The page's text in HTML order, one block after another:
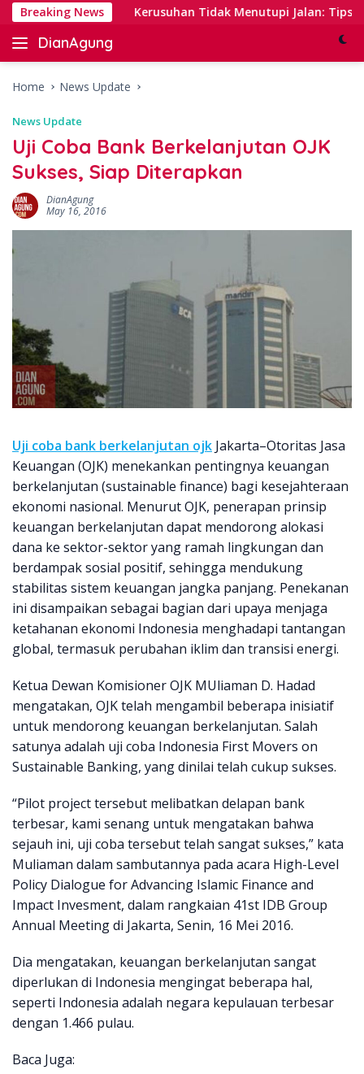
Skip
content
Breaking NewsKerusuhan Tidak Menutupi Jalan: Tips
DianAgung
Blog
&
Insights
Home News Update
News Update
Uji Coba Bank Berkelanjutan OJK
Sukses, Siap Diterapkan
DianAgung
May 16, 2016
Uji coba bank berkelanjutan ojk Jakarta–Otoritas Jasa
Keuangan (OJK) menekankan pentingnya keuangan
berkelanjutan (sustainable finance) bagi kesejahteraan
ekonomi nasional. Menurut OJK, penerapan prinsip
keuangan berkelanjutan dapat mendorong alokasi
dana ke sektor-sektor yang ramah lingkungan dan
berdampak sosial positif, sehingga mendukung
stabilitas sistem keuangan jangka panjang. Penekanan
ini disampaikan sebagai bagian dari upaya menjaga
ketahanan ekonomi Indonesia menghadapi tantangan
global, termasuk perubahan iklim dan transisi energi.
Ketua Dewan Komisioner OJK MUliaman D. Hadad
mengatakan, OJK telah mengambil beberapa inisiatif
untuk mendorong keuangan berkelanjutan. Salah
satunya adalah uji coba Indonesia First Movers on
Sustainable Banking, yang dinilai telah cukup sukses.
“Pilot project tersebut melibatkan delapan bank
terbesar, kami senang untuk mengatakan bahwa
sejauh ini, uji coba tersebut telah sangat sukses,” kata
Muliaman dalam sambutannya pada acara High-Level
Policy Dialogue for Advancing Islamic Finance and
Impact Invesment, dalam rangkaian 41st IDB Group
Annual Meeting di Jakarta, Senin, 16 Mei 2016.
Dia mengatakan, keuangan berkelanjutan sangat
diperlukan di Indonesia mengingat beberapa hal,
seperti Indonesia adalah negara kepulauan terbesar
dengan 1.466 pulau.
Baca Juga: